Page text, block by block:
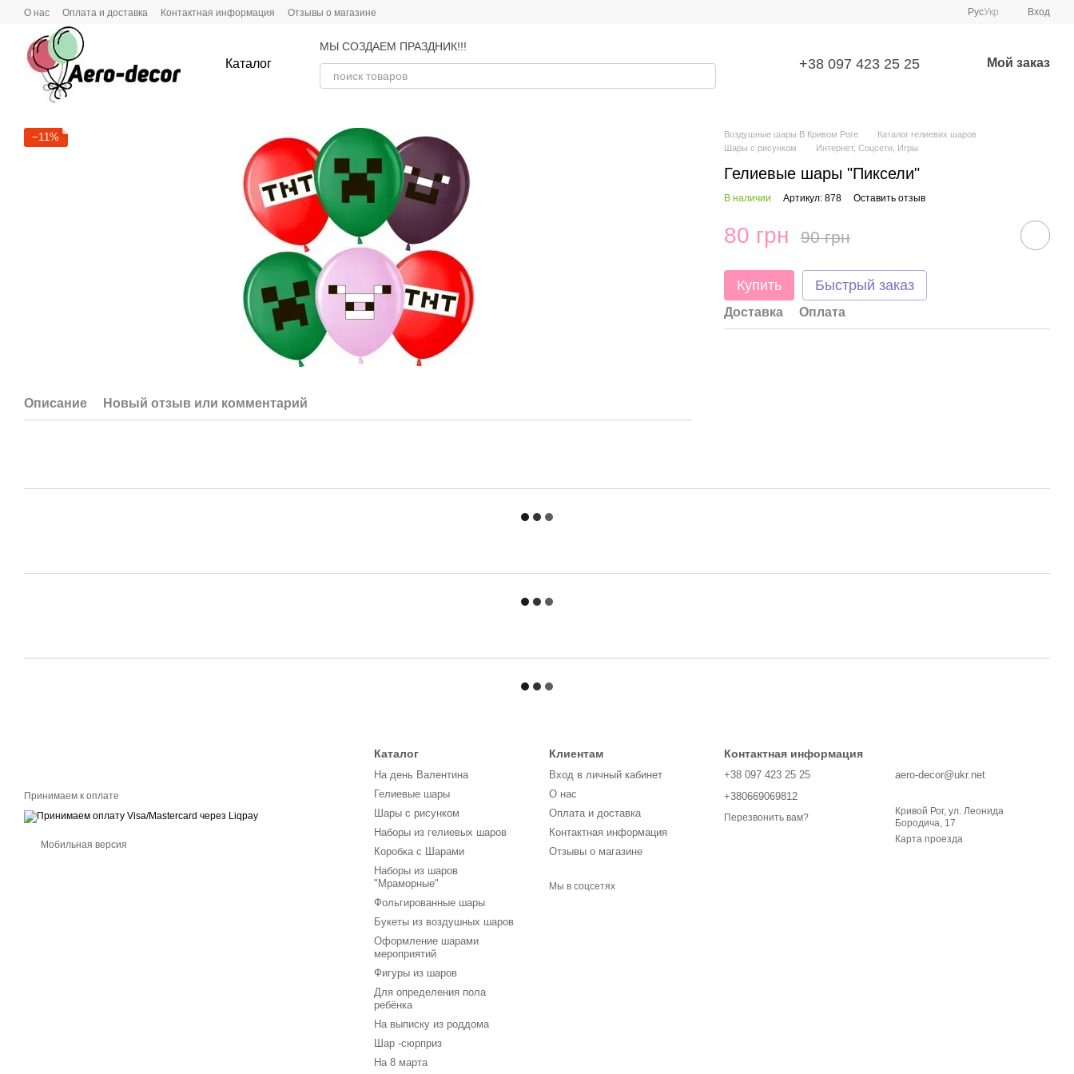
Перейти к основному контенту
О нас Оплата и доставка Контактная информация Отзывы о магазине РусУкр Вход
Каталог
МЫ СОЗДАЕМ ПРАЗДНИК!!!
+38 097 423 25 25 Мой заказ
−11%
Описание Новый отзыв или комментарий
Воздушные шары В Кривом Роге
Каталог гелиевих шаров
Шары с рисунком
Интернет, Соцсети, Игры
Гелиевые шары "Пиксели"
В наличии Артикул: 878 Оставить отзыв
80 грн 90 грн
Купить Быстрый заказ
Доставка Оплата
Принимаем к оплате
Мобильная версия
Каталог
На день Валентина
Гелиевые шары
Шары с рисунком
Наборы из гелиевых шаров
Коробка с Шарами
Наборы из шаров
"Мраморные"
Фольгированные шары
Букеты из воздушных шаров
Оформление шарами
мероприятий
Фигуры из шаров
Для определения пола
ребёнка
На выписку из роддома
Шар -сюрприз
На 8 марта
Клиентам
Вход в личный кабинет
О нас
Оплата и доставка
Контактная информация
Отзывы о магазине
Мы в соцсетях
Контактная информация
+38 097 423 25 25
+380669069812
Перезвонить вам?
aero-decor@ukr.net
Кривой Рог, ул. Леонида
Бородича, 17
Карта проезда